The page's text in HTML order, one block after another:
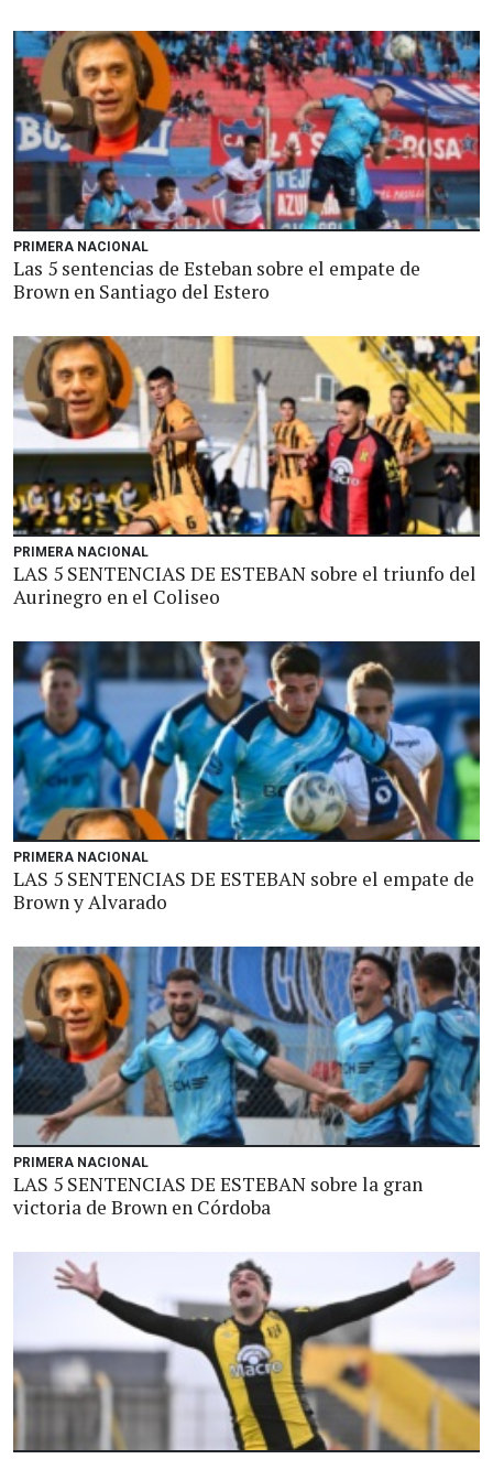
PRIMERA NACIONAL
Las 5 sentencias de Esteban sobre el empate de
Brown en Santiago del Estero
PRIMERA NACIONAL
LAS 5 SENTENCIAS DE ESTEBAN sobre el triunfo del
Aurinegro en el Coliseo
PRIMERA NACIONAL
LAS 5 SENTENCIAS DE ESTEBAN sobre el empate de
Brown y Alvarado
PRIMERA NACIONAL
LAS 5 SENTENCIAS DE ESTEBAN sobre la gran
victoria de Brown en Córdoba